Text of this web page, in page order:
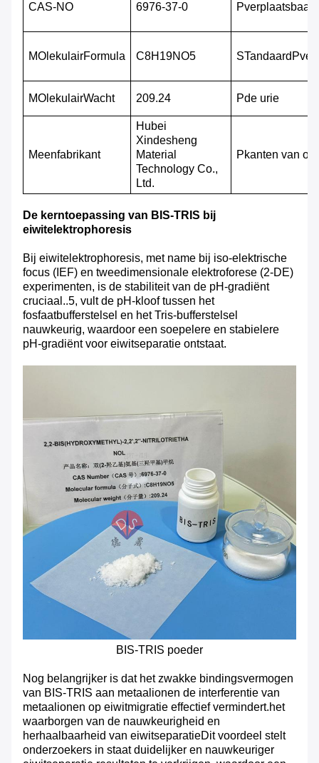
CAS-NO 6976-37-0 Pverplaatsbaar
MOlekulairFormula C8H19NO5 STandaard P
MOlekulairWacht 209.24 Pde urie
Meenfabrikant
Hubei
Xindesheng
Material
Technology Co.,
Ltd.
Pkanten van
De kerntoepassing van BIS-TRIS bij
eiwitelektrophoresis
Bij eiwitelektrophoresis, met name bij iso-elektrische
focus (IEF) en tweedimensionale elektroforese (2-DE)
experimenten, is de stabiliteit van de pH-gradiënt
cruciaal..5, vult de pH-kloof tussen het
fosfaatbufferstelsel en het Tris-bufferstelsel
nauwkeurig, waardoor een soepelere en stabielere
pH-gradiënt voor eiwitseparatie ontstaat.
BIS-TRIS poeder
Nog belangrijker is dat het zwakke bindingsvermogen
van BIS-TRIS aan metaalionen de interferentie van
metaalionen op eiwitmigratie effectief vermindert.het
waarborgen van de nauwkeurigheid en
herhaalbaarheid van eiwitseparatieDit voordeel stelt
onderzoekers in staat duidelijker en nauwkeuriger